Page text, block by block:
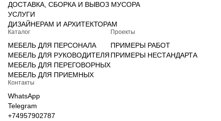
ДОСТАВКА, СБОРКА И ВЫВОЗ МУСОРА
УСЛУГИ
ДИЗАЙНЕРАМ И АРХИТЕКТОРАМ
Каталог
МЕБЕЛЬ ДЛЯ ПЕРСОНАЛА
МЕБЕЛЬ ДЛЯ РУКОВОДИТЕЛЯ
МЕБЕЛЬ ДЛЯ ПЕРЕГОВОРНЫХ
МЕБЕЛЬ ДЛЯ ПРИЕМНЫХ
Проекты
ПРИМЕРЫ РАБОТ
ПРИМЕРЫ НЕСТАНДАРТА
Контакты
WhatsApp
Telegram
+74957902787